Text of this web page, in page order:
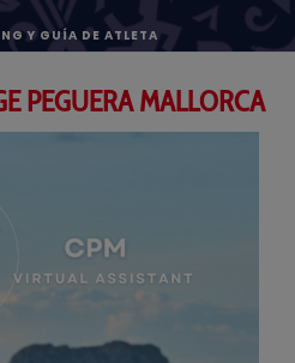
Y GUÍA DE ATLETA
PEGUERA MALLORCA